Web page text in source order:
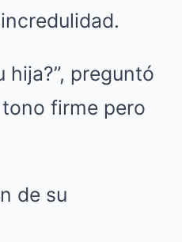
hija?”, preguntó
firme pero
de su